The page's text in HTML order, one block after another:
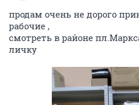
продам очень не дорого
рабочие ,
смотреть в районе
личку